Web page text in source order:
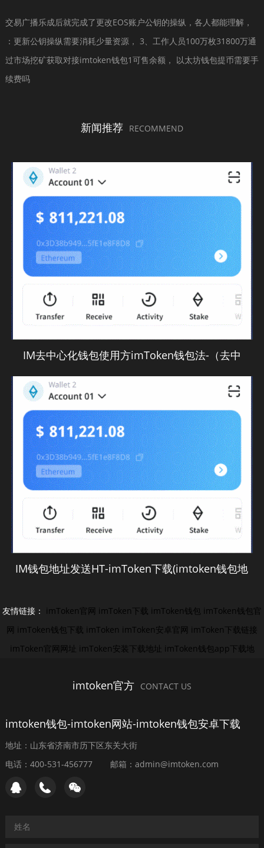
交易广播乐成后就完成了更改EOS账户公钥的操纵，各人都能理解，
：更新公钥操纵需要消耗少量资源， 3、工作人员100万枚31800万通
过市场挖矿获取对接imtoken钱包1可售余额， 以太坊钱包提币需要手
续费吗
新闻推荐 RECOMMEND
IM去中心化钱包使用方imToken钱包法-（去中
IM钱包地址发送HT-imToken下载(imtoken钱包地
友情链接： imToken官网 imToken下载 imToken钱包 imToken钱包官
网 imToken钱包下载 imToken imToken安卓官网 imToken下载链接
imToken官网网址
imToken安装下载地址 imToken钱包app下载地
imtoken官方 CONTACT US
imtoken钱包-imtoken网站-imtoken钱包安卓下载
地址：山东省济南市历下区东关大街
电话：400-531-456777
邮箱：admin@imtoken.com